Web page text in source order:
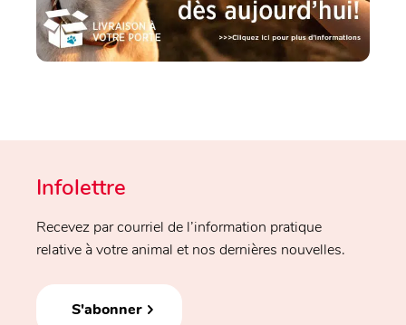
Infolettre
Recevez par courriel de l’information pratique
relative à votre animal et nos dernières nouvelles.
S'abonner